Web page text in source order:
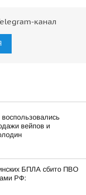
канал
вейпов и
БПЛА сбито ПВО
РФ: